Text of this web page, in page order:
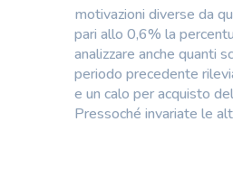
motivazioni diverse da
pari allo 0,6% la
analizzare anche quanti
periodo precedente
e un calo per acquisto
Pressoché invariate le